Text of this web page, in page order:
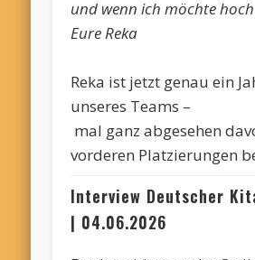
und wenn ich möchte
Eure Reka
Reka ist jetzt genau ein
unseres Teams –
mal ganz abgesehen
vorderen Platzierungen
Interview Deutscher
| 04.06.2026